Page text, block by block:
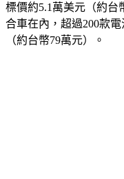
標價約5.1萬美元（約台
合車在內，超過200款
（約台幣79萬元）。